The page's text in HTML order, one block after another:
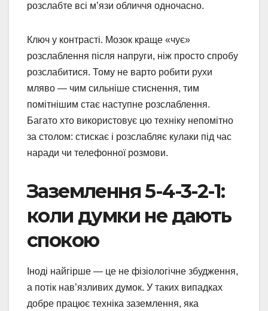
розслабте всі м’язи обличчя одночасно.
Ключ у контрасті. Мозок краще «чує»
розслаблення після напруги, ніж просто спробу
розслабитися. Тому не варто робити рухи
мляво — чим сильніше стиснення, тим
помітнішим стає наступне розслаблення.
Багато хто використовує цю техніку непомітно
за столом: стискає і розслабляє кулаки під час
наради чи телефонної розмови.
Заземлення 5-4-3-2-1:
коли думки не дають
спокою
Іноді найгірше — це не фізіологічне збудження,
а потік нав’язливих думок. У таких випадках
добре працює техніка заземлення, яка